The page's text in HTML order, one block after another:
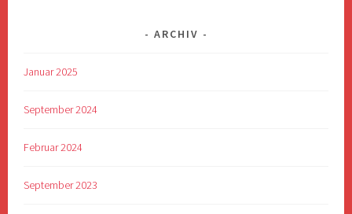
ARCHIV
Januar 2025
September 2024
Februar 2024
September 2023